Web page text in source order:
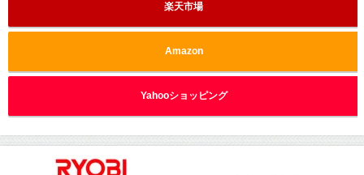
楽天市場
Amazon
Yahooショッピング